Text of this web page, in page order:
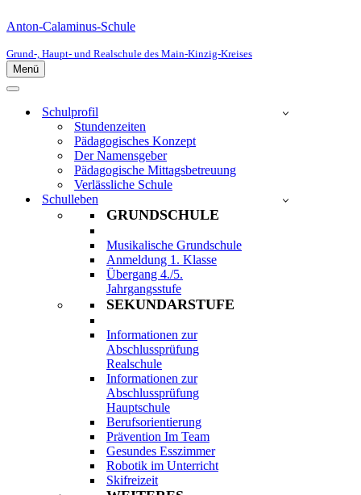
Anton-Calaminus-Schule
Grund-, Haupt- und Realschule des Main-Kinzig-Kreises
Menü
Navigationsmenü
Navigationsmenü
Schulprofil
Stundenzeiten
Pädagogisches Konzept
Der Namensgeber
Pädagogische Mittagsbetreuung
Verlässliche Schule
Schulleben
GRUNDSCHULE
Musikalische Grundschule
Anmeldung 1. Klasse
Übergang 4./5.
Jahrgangsstufe
SEKUNDARSTUFE
Informationen zur
Abschlussprüfung
Realschule
Informationen zur
Abschlussprüfung
Hauptschule
Berufsorientierung
Prävention Im Team
Gesundes Esszimmer
Robotik im Unterricht
Skifreizeit